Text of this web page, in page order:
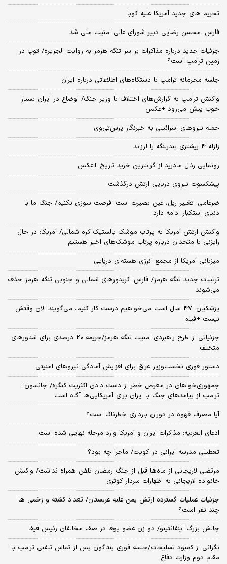
تحریم های جدید آمریکا علیه کوبا
فارس: محسن رضایی دبیر شورای عالی امنیت ملی شد
جزئیات جدید درباره مذاکرات بر سر تنگه هرمز به روایت الجزیره/ توپ در
زمین ترامپ است؟
جلسه محرمانه ترامپ با دستگاه‌های اطلاعاتی درباره ایران
واکنش ترامپ به گزارش‌های اختلاف با وزیر جنگ/ اوضاع در ایران بسیار
خوب پیش می‌رود +عکس
حمله نیروهای اسرائیلی به خبرنگار پرس‌تی‌وی
زلزله ۴ ریشتری بندرلنگه را لرزاند
رونمایی رئال مادرید از گرانترین خرید تاریخ +عکس
پیشکسوت نیروی دریایی ارتش درگذشت
ضرغامی: تغییر ریل، عین بصیرت است؛ فرصت سوزی نکنیم/ جنگ ما با
دنیای استکبار ادامه دارد
واکنش ارتش آمریکا به پرتاب موشک بالستیک کره شمالی/ آمریکا: در حال
رایزنی با متحدان درباره پرتاب موشک‌های اخیر هستیم
میزبانی آمریکا از مجمع انرژی هسته‌ای دریایی
ترتیبات جدید تنگه هرمز/ فارس: کریدورهای شمالی و جنوبی تنگه هرمز حذف
می‌شوند
پزشکیان: ۴۷ سال است می‌خواهیم درست کار کنیم، می‌گویند الان وقتش
نیست +فیلم
جزئیاتی از طرح راهبردی امنیت تنگه هرمز/جریمه ۲۰ درصدی برای شناورهای
متخلف
دستور فوری نخست‌وزیر عراق برای افزایش آمادگی نیروهای امنیتی
جمهوری‌خواهان در معرض خطر از دست دادن اکثریت کنگره/ جانسون:
ترامپ از پیامدهای جنگ با ایران برای آمریکایی‌ها آگاه است
آیا مصرف قهوه در دوران بارداری خطرناک است؟
ادعای العربیه: مذاکرات ایران و آمریکا وارد مرحله نهایی شده است
تعطیلی مدرسه ایرانی در کویت/ ماجرا چه بود؟
مرتضی لاریجانی از ماه‌ها قبل از جنگ رمضان تلفن همراه نداشت/ واکنش
خانواده لاریجانی به اظهارات سردار کوثری
جزئیات عملیات گسترده ارتش یمن علیه عربستان/ تعداد کشته و زخمی ها
چند نفر است؟
چالش بزرگ اینفانتینو/ دو زن عضو یوفا در صف مخالفان رئیس فیفا
نگرانی از کمبود تسلیحات/جلسه فوری پنتاگون پس از تماس تلفنی ترامپ با
مقام دوم وزارت دفاع